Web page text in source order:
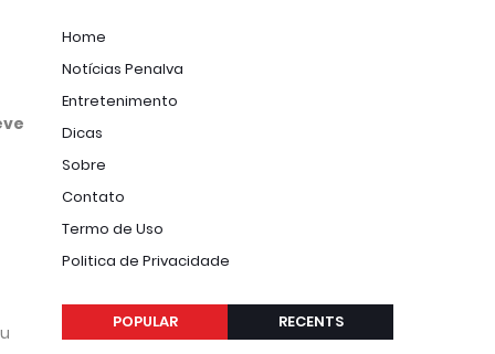
Home
Notícias Penalva
Entretenimento
Dicas
Sobre
Contato
Termo de Uso
Politica de Privacidade
POPULAR RECENTS